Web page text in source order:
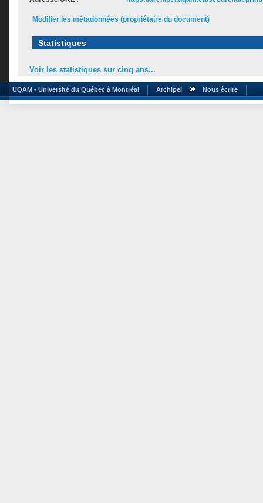
Modifier les métadonnées (propriétaire du document)
Statistiques
Voir les statistiques sur cinq ans...
UQAM - Université du Québec à Montréal Archipel Nous écrire